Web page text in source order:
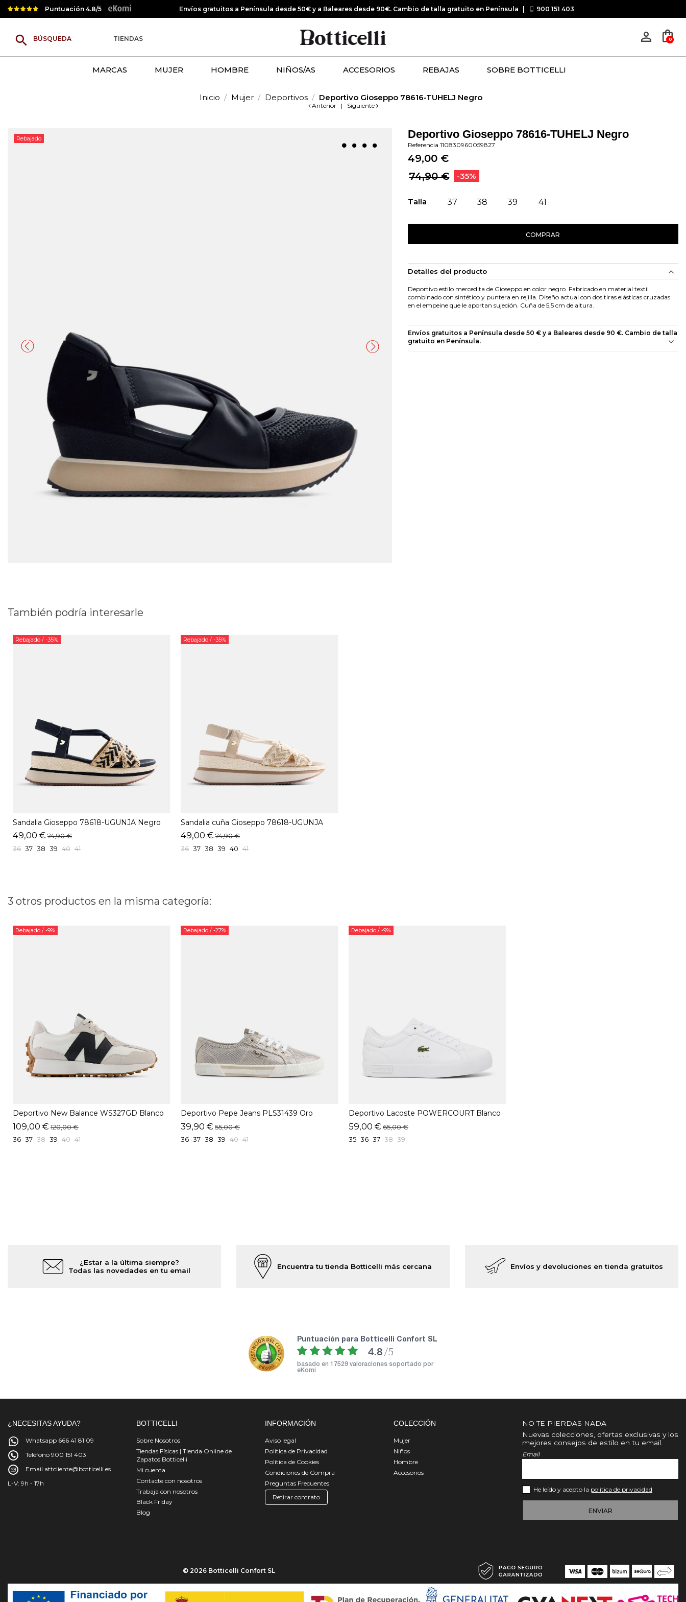
Puntuación 4.8/5 Envíos gratuitos a Península desde 50€ y a Baleares desde 90€. Cambio de talla gratuito en Península 900 151 403
search TIENDAS person_outline shopping_bag
0
MARCAS MUJER HOMBRE NIÑOS/AS ACCESORIOS REBAJAS SOBRE BOTTICELLI
Inicio Mujer Deportivos Deportivo Gioseppo 78616-TUHELJ Negro
Anterior | Siguiente
Rebajado Deportivo Gioseppo 78616-TUHELJ Negro
Referencia 110830960059827
49,00 €
74,90 €
-35%
Talla 37 38 39 41
COMPRAR
Detalles del producto
Deportivo estilo mercedita de Gioseppo en color negro. Fabricado en material textil
combinado con sintético y puntera en rejilla. Diseño actual con dos tiras elásticas cruzadas
en el empeine que le aportan sujeción. Cuña de 5,5 cm de altura.
Envíos gratuitos a Península desde 50 € y a Baleares desde 90 €. Cambio de talla
gratuito en Península.
También podría interesarle
Rebajado / -35%
Sandalia Gioseppo 78618-UGUNJA Negro
49,00 € 74,90 €
36 37 38 39 40 41
Rebajado / -35%
Sandalia cuña Gioseppo 78618-UGUNJA
Beige
49,00 € 74,90 €
36 37 38 39 40 41
3 otros productos en la misma categoría:
Rebajado / -9%
Deportivo New Balance WS327GD Blanco
109,00 € 120,00 €
36 37 38 39 40 41
Rebajado / -27%
Deportivo Pepe Jeans PLS31439 Oro
39,90 € 55,00 €
36 37 38 39 40 41
Rebajado / -9%
Deportivo Lacoste POWERCOURT Blanco
59,00 € 65,00 €
35 36 37 38 39
¿Estar a la última siempre?
Todas las novedades en tu email
Encuentra tu tienda Botticelli más cercana Envíos y devoluciones en tienda gratuitos
puntuación para Botticelli Confort SL
4.8 /5
basado en 17529 valoraciones soportado por
eKomi
¿NECESITAS AYUDA?
Whatsapp 666 41 81 09
Teléfono 900 151 403
Email attcliente@botticelli.es
L-V: 9h - 17h
BOTTICELLI
Sobre Nosotros
Tiendas Físicas | Tienda Online de
Zapatos Botticelli
Mi cuenta
Contacte con nosotros
Trabaja con nosotros
Black Friday
Blog
INFORMACIÓN
Aviso legal
Política de Privacidad
Política de Cookies
Condiciones de Compra
Preguntas Frecuentes
Retirar contrato
COLECCIÓN
Mujer
Niños
Hombre
Accesorios
NO TE PIERDAS NADA
Nuevas colecciones, ofertas exclusivas y los
mejores consejos de estilo en tu email.
Email
He leído y acepto la política de privacidad
ENVIAR
© 2026 Botticelli Confort SL